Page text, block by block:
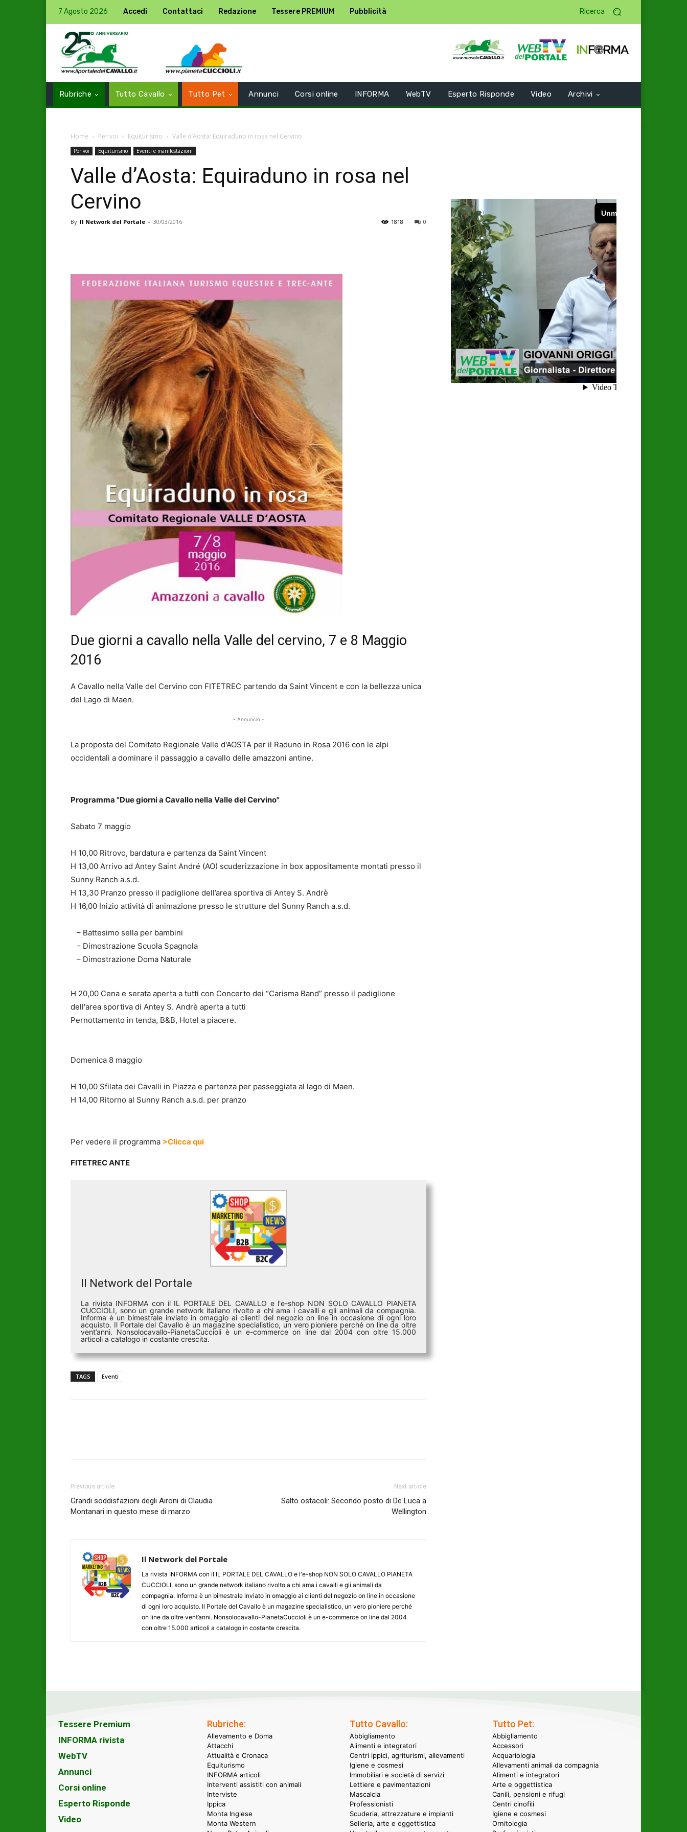
7 Agosto 2026 Accedi Contattaci Redazione Tessere PREMIUM Pubblicità Ricerca
Rubriche Tutto Cavallo Tutto Pet Annunci Corsi online INFORMA WebTV Esperto Risponde Video Archivi
Home Per voi Equiturismo Valle d’Aosta: Equiraduno in rosa nel Cervino
Per voi Equiturismo Eventi e manifestazioni
Valle d’Aosta: Equiraduno in rosa nel
Cervino
By Il Network del Portale - 30/03/2016 0
1818
Due giorni a cavallo nella Valle del cervino, 7 e 8 Maggio
2016
A Cavallo nella Valle del Cervino con FITETREC partendo da Saint Vincent e con la bellezza unica
del Lago di Maen.
- Annuncio -
La proposta del Comitato Regionale Valle d'AOSTA per il Raduno in Rosa 2016 con le alpi
occidentali a dominare il passaggio a cavallo delle amazzoni antine.
Programma "Due giorni a Cavallo nella Valle del Cervino"
Sabato 7 maggio
H 10,00 Ritrovo, bardatura e partenza da Saint Vincent
H 13,00 Arrivo ad Antey Saint André (AO) scuderizzazione in box appositamente montati presso il
Sunny Ranch a.s.d.
H 13,30 Pranzo presso il padiglione dell’area sportiva di Antey S. Andrè
H 16,00 Inizio attività di animazione presso le strutture del Sunny Ranch a.s.d.
– Battesimo sella per bambini
– Dimostrazione Scuola Spagnola
– Dimostrazione Doma Naturale
H 20,00 Cena e serata aperta a tutti con Concerto dei “Carisma Band” presso il padiglione
dell'area sportiva di Antey S. Andrè aperta a tutti
Pernottamento in tenda, B&B, Hotel a piacere.
Domenica 8 maggio
H 10,00 Sfilata dei Cavalli in Piazza e partenza per passeggiata al lago di Maen.
H 14,00 Ritorno al Sunny Ranch a.s.d. per pranzo
Per vedere il programma >Clicca qui
FITETREC ANTE
Il Network del Portale
La rivista INFORMA con il IL PORTALE DEL CAVALLO e l'e-shop NON SOLO CAVALLO PIANETA
CUCCIOLI, sono un grande network italiano rivolto a chi ama i cavalli e gli animali da compagnia.
Informa è un bimestrale inviato in omaggio ai clienti del negozio on line in occasione di ogni loro
acquisto. Il Portale del Cavallo è un magazine specialistico, un vero pioniere perché on line da oltre
vent’anni. Nonsolocavallo-PianetaCuccioli è un e-commerce on line dal 2004 con oltre 15.000
articoli a catalogo in costante crescita.
TAGS Eventi
Previous article
Grandi soddisfazioni degli Aironi di Claudia
Montanari in questo mese di marzo
Next article
Salto ostacoli: Secondo posto di De Luca a
Wellington
Il Network del Portale
La rivista INFORMA con il IL PORTALE DEL CAVALLO e l'e-shop NON SOLO CAVALLO PIANETA
CUCCIOLI, sono un grande network italiano rivolto a chi ama i cavalli e gli animali da
compagnia. Informa è un bimestrale inviato in omaggio ai clienti del negozio on line in occasione
di ogni loro acquisto. Il Portale del Cavallo è un magazine specialistico, un vero pioniere perché
on line da oltre vent’anni. Nonsolocavallo-PianetaCuccioli è un e-commerce on line dal 2004
con oltre 15.000 articoli a catalogo in costante crescita.
Tessere Premium
INFORMA rivista
WebTV
Annunci
Corsi online
Esperto Risponde
Video
Rubriche:
Allevamento e Doma
Attacchi
Attualità e Cronaca
Equiturismo
INFORMA articoli
Interventi assistiti con animali
Interviste
Ippica
Monta Inglese
Monta Western
Tutto Cavallo:
Abbigliamento
Alimenti e integratori
Centri ippici, agriturismi, allevamenti
Igiene e cosmesi
Immobiliari e società di servizi
Lettiere e pavimentazioni
Mascalcia
Professionisti
Scuderia, attrezzature e impianti
Selleria, arte e oggettistica
Tutto Pet:
Abbigliamento
Accessori
Acquariologia
Allevamenti animali da compagnia
Alimenti e integratori
Arte e oggettistica
Canili, pensioni e rifugi
Centri cinofili
Igiene e cosmesi
Ornitologia